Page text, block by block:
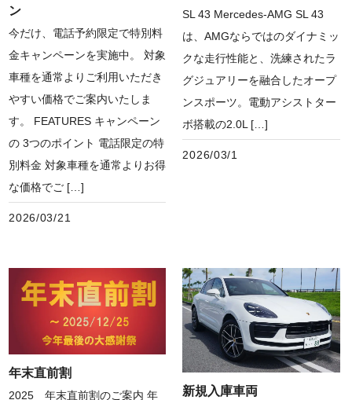
ン
今だけ、電話予約限定で特別料
金キャンペーンを実施中。 対象
車種を通常よりご利用いただき
やすい価格でご案内いたしま
す。 FEATURES キャンペーン
の 3つのポイント 電話限定の特
別料金 対象車種を通常よりお得
な価格でご […]
2026/03/21
SL 43 Mercedes-AMG SL 43
は、AMGならではのダイナミッ
クな走行性能と、洗練されたラ
グジュアリーを融合したオープ
ンスポーツ。電動アシストター
ボ搭載の2.0L […]
2026/03/1
年末直前割
2025 年末直前割のご案内 年
新規入庫車両